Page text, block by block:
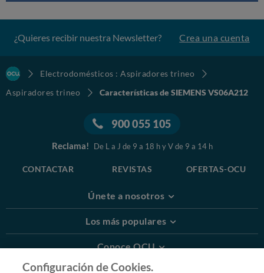
¿Quieres recibir nuestra Newsletter? Crea una cuenta
Electrodomésticos : Aspiradores trineo
Aspiradores trineo
Características de SIEMENS VS06A212
900 055 105
Reclama! De L a J de 9 a 18 h y V de 9 a 14 h
CONTACTAR REVISTAS OFERTAS-OCU
Únete a nosotros
Los más populares
Conoce OCU
Configuración de Cookies.